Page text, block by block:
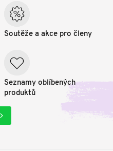
Soutěže a akce pro členy
Seznamy oblíbených
produktů